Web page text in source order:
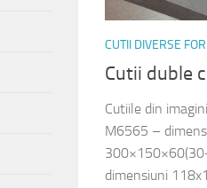
CUTII DIVERSE
Cutii duble
Cutiile din
M6565 –
dimensiuni